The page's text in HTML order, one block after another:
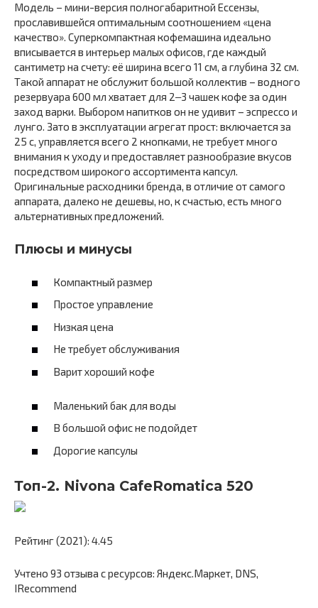
Модель – мини-версия полногабаритной Ессензы,
прославившейся оптимальным соотношением «цена
качество». Суперкомпактная кофемашина идеально
вписывается в интерьер малых офисов, где каждый
сантиметр на счету: её ширина всего 11 см, а глубина 32 см.
Такой аппарат не обслужит большой коллектив – водного
резервуара 600 мл хватает для 2‒3 чашек кофе за один
заход варки. Выбором напитков он не удивит – эспрессо и
лунго. Зато в эксплуатации агрегат прост: включается за
25 с, управляется всего 2 кнопками, не требует много
внимания к уходу и предоставляет разнообразие вкусов
посредством широкого ассортимента капсул.
Оригинальные расходники бренда, в отличие от самого
аппарата, далеко не дешевы, но, к счастью, есть много
альтернативных предложений.
Плюсы и минусы
Компактный размер
Простое управление
Низкая цена
Не требует обслуживания
Варит хороший кофе
Маленький бак для воды
В большой офис не подойдет
Дорогие капсулы
Топ-2. Nivona CafeRomatica 520
Рейтинг (2021): 4.45
Учтено 93 отзыва с ресурсов: Яндекс.Маркет, DNS,
IRecommend